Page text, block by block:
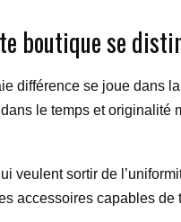
boutique se
différence se joue
le temps et originalité
veulent sortir de
accessoires capables